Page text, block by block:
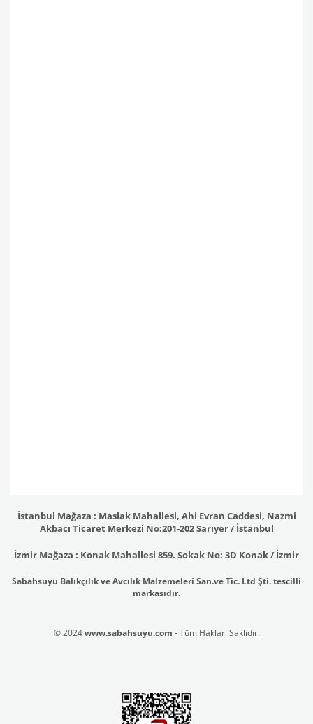
İstanbul Mağaza : Maslak Mahallesi, Ahi Evran Caddesi, Nazmi
Akbacı Ticaret Merkezi No:201-202 Sarıyer / İstanbul
İzmir Mağaza : Konak Mahallesi 859. Sokak No: 3D Konak / İzmir
Sabahsuyu Balıkçılık ve Avcılık Malzemeleri San.ve Tic. Ltd Şti. tescilli
markasıdır.
© 2024www.sabahsuyu.com - Tüm Hakları Saklıdır.